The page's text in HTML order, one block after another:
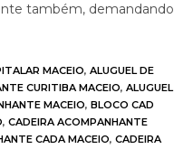
também, demandando
MACEIO, ALUGUEL DE
CURITIBA MACEIO, ALUGUEL
MACEIO, BLOCO CAD
, CADEIRA ACOMPANHANTE
CADA MACEIO, CADEIRA